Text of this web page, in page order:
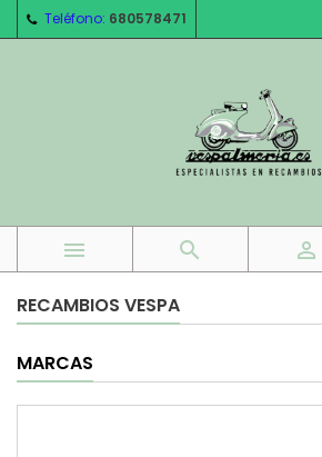
Teléfono: 680578471
  
RECAMBIOS VESPA
MARCAS